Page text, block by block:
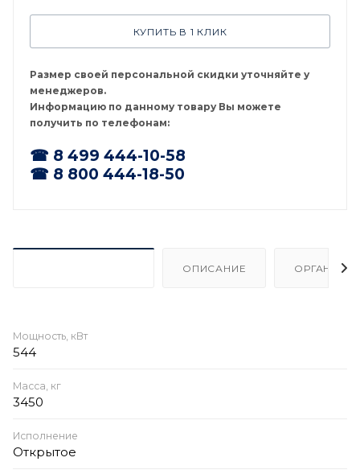
КУПИТЬ В 1 КЛИК
Размер своей персональной скидки уточняйте у
менеджеров.
Информацию по данному товару Вы можете
получить по телефонам:
☎ 8 499 444-10-58
☎ 8 800 444-18-50
ОПИСАНИЕ
Мощность, кВт
544
Масса, кг
3450
Исполнение
Открытое